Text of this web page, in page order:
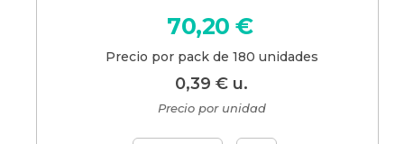
0,39€ u.
70,20€
Precio por pack de 180 unidades
Precio por unidad